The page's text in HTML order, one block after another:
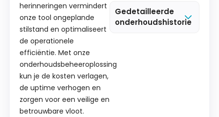
herinneringen vermindert
onze tool ongeplande
stilstand en optimaliseert
de operationele
efficiëntie. Met onze
onderhoudsbeheeroplossing
kun je de kosten verlagen,
de uptime verhogen en
zorgen voor een veilige en
betrouwbare vloot.
Gedetailleerde
onderhoudshistorie